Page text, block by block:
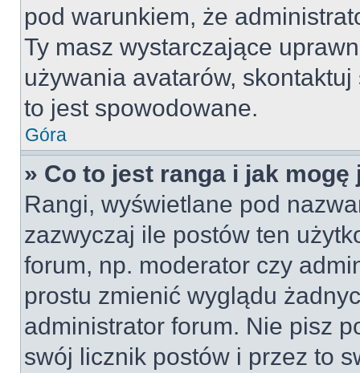
pod warunkiem, że
Ty masz wystarczające
używania avatarów,
to jest spowodowane.
Góra
» Co to jest ranga i jak mogę
Rangi, wyświetlane pod
zazwyczaj ile postów ten
forum, np. moderator czy
prostu zmienić wyglądu
administrator forum. Nie pisz
swój licznik postów i przez to